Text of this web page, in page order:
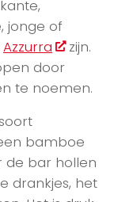
jonge of
Azzurra
zijn.
door
te noemen.
bamboe
de bar hollen
drankjes, het